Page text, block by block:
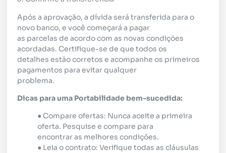
Após a aprovação, a dívida será transferida para o
novo banco, e você começará a pagar
as parcelas de acordo com as novas condições
acordadas. Certifique-se de que todos os
detalhes estão corretos e acompanhe os primeiros
pagamentos para evitar qualquer
problema.
Dicas para uma Portabilidade bem-sucedida:
● Compare ofertas: Nunca aceite a primeira
oferta. Pesquise e compare para
encontrar as melhores condições.
● Leia o contrato: Verifique todas as cláusulas